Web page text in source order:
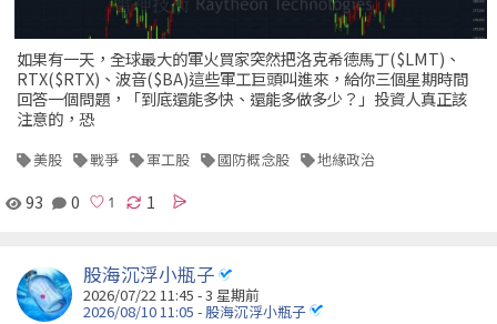
如果有一天，全球最大的軍火買家突然把洛克希德馬丁($LMT)、
RTX($RTX)、波音($BA)這些軍工巨頭叫進來，給你三個星期時間
回答一個問題，「到底還能多快、還能多做多少？」投資人真正該
注意的，恐
美股 戰爭 軍工股 國防概念股 地緣政治
93 0 1
股海沉浮小瓶子
2026/07/22 11:45 - 3 星期前
2026/08/10 11:05 - 股海沉浮小瓶子